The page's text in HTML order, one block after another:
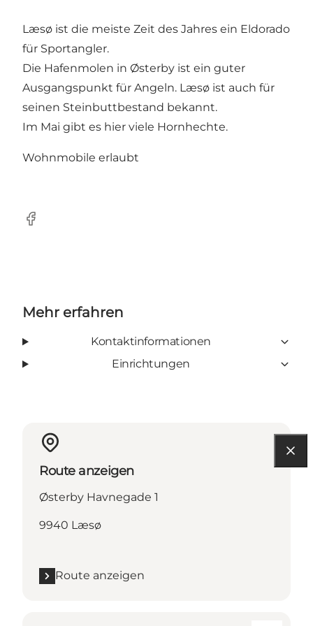
Læsø ist die meiste Zeit des Jahres ein Eldorado
für Sportangler.
Die Hafenmolen in Østerby ist ein guter
Ausgangspunkt für Angeln. Læsø ist auch für
seinen Steinbuttbestand bekannt.
Im Mai gibt es hier viele Hornhechte.
Wohnmobile erlaubt
Facebook
Mehr erfahren
Kontaktinformationen
Einrichtungen
Route anzeigen
Østerby Havnegade 1
9940 Læsø
Route anzeigen